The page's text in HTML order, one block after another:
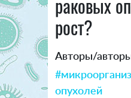
раковых
рост?
Авторы/
опухолей